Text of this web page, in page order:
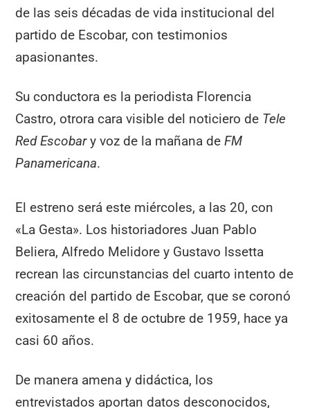
de las seis décadas de vida institucional del
partido de Escobar, con testimonios
apasionantes.
Su conductora es la periodista Florencia
Castro, otrora cara visible del noticiero de Tele
Red Escobary voz de la mañana deFM
Panamericana.
El estreno será este miércoles, a las 20, con
«La Gesta». Los historiadores Juan Pablo
Beliera, Alfredo Melidore y Gustavo Issetta
recrean las circunstancias del cuarto intento de
creación del partido de Escobar, que se coronó
exitosamente el 8 de octubre de 1959, hace ya
casi 60 años.
De manera amena y didáctica, los
entrevistados aportan datos desconocidos,